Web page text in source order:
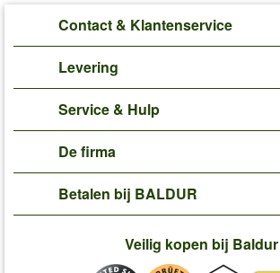
Contact & Klantenservice
Levering
Service & Hulp
De firma
Betalen bij BALDUR
Veilig kopen bij Baldur